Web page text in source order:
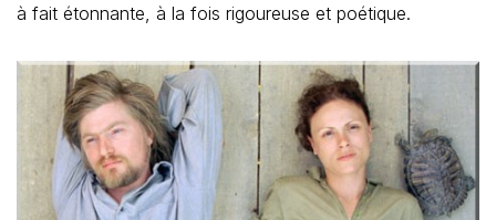
à fait étonnante, à la fois rigoureuse et poétique.